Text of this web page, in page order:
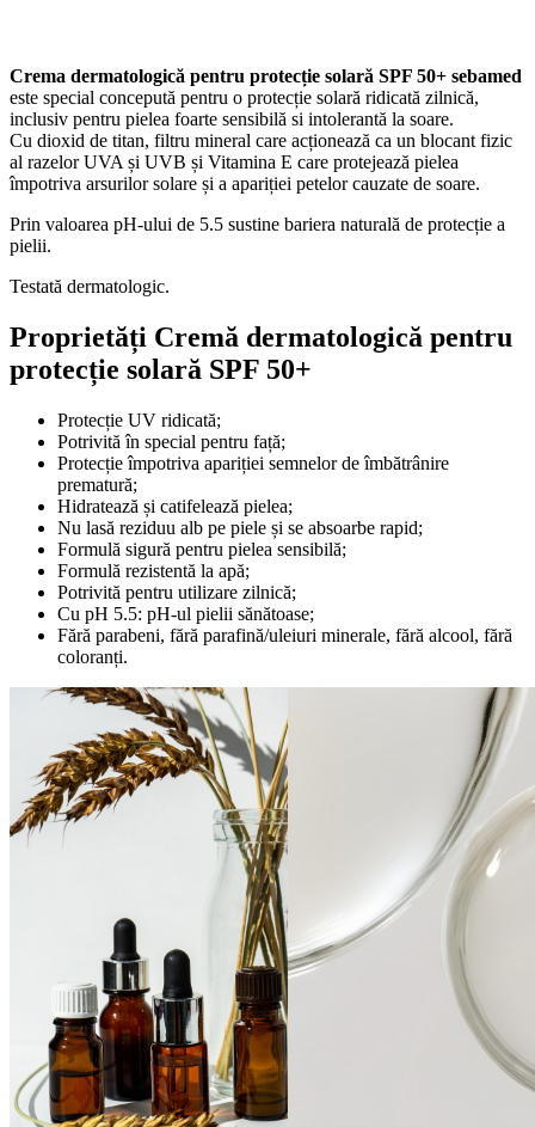
Crema dermatologică pentru protecție solară SPF 50+ sebamed
este special concepută pentru o protecție solară ridicată zilnică,
inclusiv pentru pielea foarte sensibilă si intolerantă la soare.
Cu dioxid de titan, filtru mineral care acționează ca un blocant fizic
al razelor UVA și UVB și Vitamina E care protejează pielea
împotriva arsurilor solare și a apariției petelor cauzate de soare.
Prin valoarea pH-ului de 5.5 sustine bariera naturală de protecție a
pielii.
Testată dermatologic.
Proprietăți Cremă dermatologică pentru
protecție solară SPF 50+
Protecție UV ridicată;
Potrivită în special pentru față;
Protecție împotriva apariției semnelor de îmbătrânire
prematură;
Hidratează și catifelează pielea;
Nu lasă reziduu alb pe piele și se absoarbe rapid;
Formulă sigură pentru pielea sensibilă;
Formulă rezistentă la apă;
Potrivită pentru utilizare zilnică;
Cu pH 5.5: pH-ul pielii sănătoase;
Fără parabeni, fără parafină/uleiuri minerale, fără alcool, fără
coloranți.